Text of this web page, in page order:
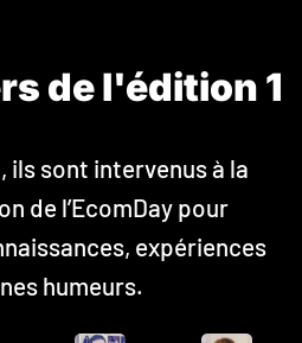
de l'édition 1
ils sont intervenus à la
de l’EcomDay pour
expériences
humeurs.